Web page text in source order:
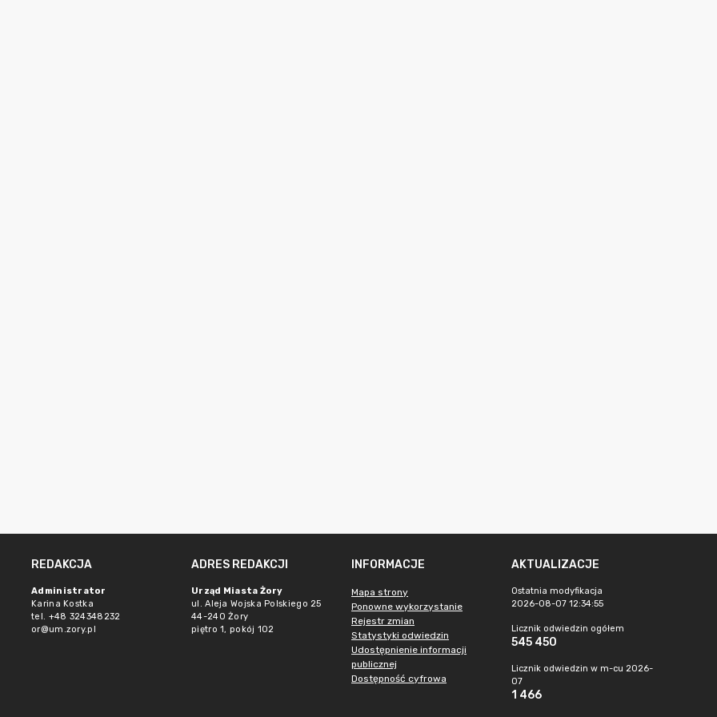
REDAKCJA
Administrator
Karina Kostka
tel. +48 324348232
or@um.zory.pl
ADRES REDAKCJI
Urząd Miasta Żory
ul. Aleja Wojska Polskiego 25
44-240 Żory
piętro 1, pokój 102
INFORMACJE
Mapa strony
Ponowne wykorzystanie
Rejestr zmian
Statystyki odwiedzin
Udostępnienie informacji
publicznej
Dostępność cyfrowa
AKTUALIZACJE
Ostatnia modyfikacja
2026-08-07 12:34:55
Licznik odwiedzin ogółem
545 450
Licznik odwiedzin w m-cu 2026-
07
1 466